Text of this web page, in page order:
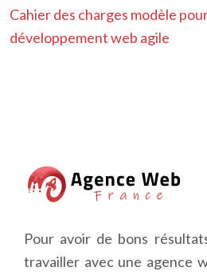
Cahier des charges modèle
développement web agile
Pour avoir de bons
travailler avec une agence